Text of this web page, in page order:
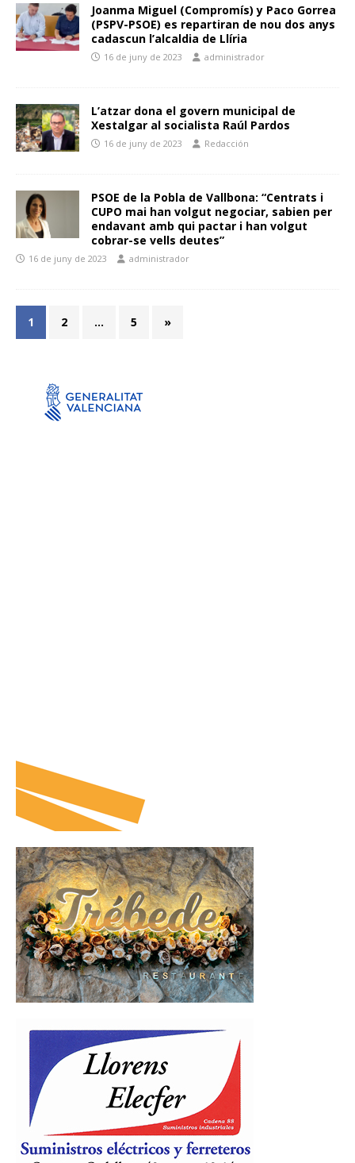
Joanma Miguel (Compromís) y Paco Gorrea
(PSPV-PSOE) es repartiran de nou dos anys
cadascun l’alcaldia de Llíria
16 de juny de 2023 administrador
L’atzar dona el govern municipal de
Xestalgar al socialista Raúl Pardos
16 de juny de 2023 Redacción
PSOE de la Pobla de Vallbona: “Centrats i
CUPO mai han volgut negociar, sabien per
endavant amb qui pactar i han volgut
cobrar-se vells deutes”
16 de juny de 2023 administrador
1 2 … 5 »